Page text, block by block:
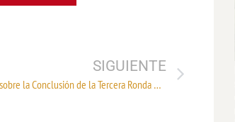
SIGUIENTE
Declaración Trilateral sobre la Conclusión de la Tercera Ronda de Negociaciones del TLCAN